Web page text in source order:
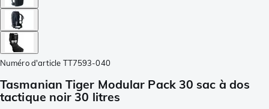
Numéro d'article TT7593-040
Tasmanian Tiger Modular Pack 30 sac à dos
tactique noir 30 litres